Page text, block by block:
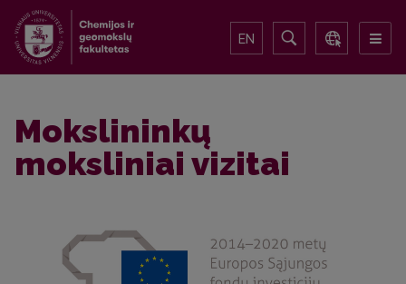
EN
Mokslininkų
moksliniai vizitai